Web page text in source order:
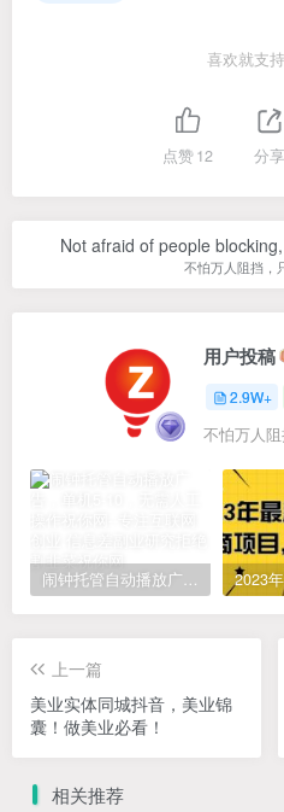
喜欢就支
点赞12 分享
Not afraid of people
不怕万人阻挡，
用户投稿
2.9W+
不怕万人
闹钟托管自动播放广告，单机5-10，无需人工操作
上一篇
美业实体同城抖音，美业锦
囊！做美业必看！
相关推荐